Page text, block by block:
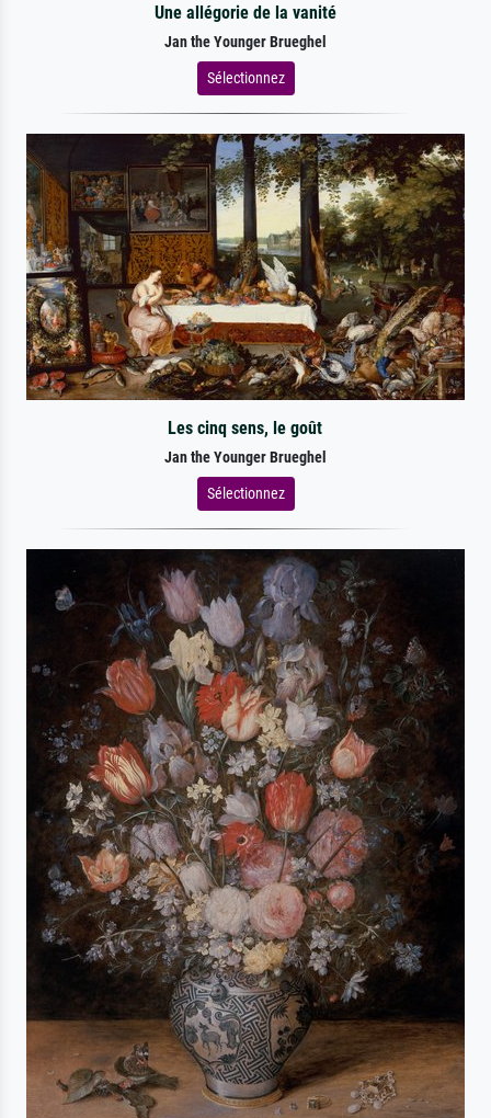
Une allégorie de la vanité
Jan the Younger Brueghel
Sélectionnez
Les cinq sens, le goût
Jan the Younger Brueghel
Sélectionnez